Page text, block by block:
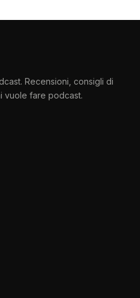
Recensioni, consigli di
vuole fare podcast.